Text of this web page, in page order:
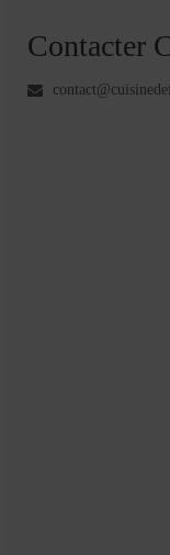
Contacter